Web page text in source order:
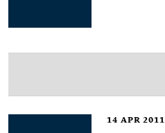
14 APR 2011